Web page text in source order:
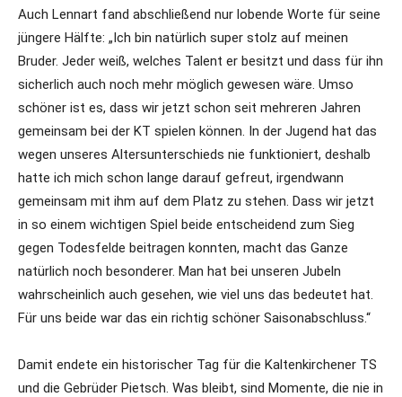
Auch Lennart fand abschließend nur lobende Worte für seine
jüngere Hälfte: „Ich bin natürlich super stolz auf meinen
Bruder. Jeder weiß, welches Talent er besitzt und dass für ihn
sicherlich auch noch mehr möglich gewesen wäre. Umso
schöner ist es, dass wir jetzt schon seit mehreren Jahren
gemeinsam bei der KT spielen können. In der Jugend hat das
wegen unseres Altersunterschieds nie funktioniert, deshalb
hatte ich mich schon lange darauf gefreut, irgendwann
gemeinsam mit ihm auf dem Platz zu stehen. Dass wir jetzt
in so einem wichtigen Spiel beide entscheidend zum Sieg
gegen Todesfelde beitragen konnten, macht das Ganze
natürlich noch besonderer. Man hat bei unseren Jubeln
wahrscheinlich auch gesehen, wie viel uns das bedeutet hat.
Für uns beide war das ein richtig schöner Saisonabschluss.“
Damit endete ein historischer Tag für die Kaltenkirchener TS
und die Gebrüder Pietsch. Was bleibt, sind Momente, die nie in